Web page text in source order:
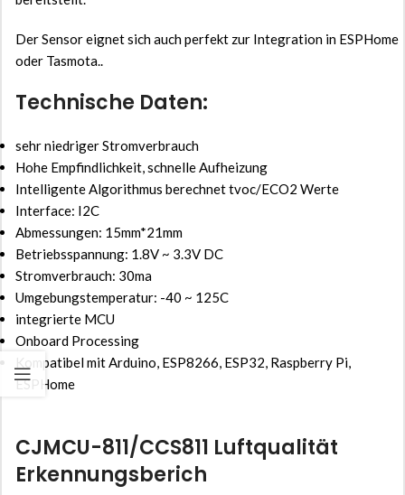
Der Sensor eignet sich auch perfekt zur Integration in ESPHome
oder Tasmota..
Technische Daten:
sehr niedriger Stromverbrauch
Hohe Empfindlichkeit, schnelle Aufheizung
Intelligente Algorithmus berechnet tvoc/ECO2 Werte
Interface: I2C
Abmessungen: 15mm*21mm
Betriebsspannung: 1.8V ~ 3.3V DC
Stromverbrauch: 30ma
Umgebungstemperatur: -40 ~ 125C
integrierte MCU
Onboard Processing
Kompatibel mit Arduino, ESP8266, ESP32, Raspberry Pi,
ESPHome
CJMCU-811/CCS811 Luftqualität
Erkennungsberich